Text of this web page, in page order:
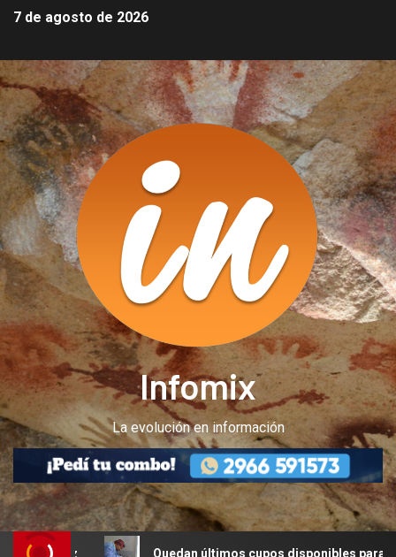
7 de agosto de 2026
Infomix
La evolución en información
Quedan últimos cupos disponibles para castraciones